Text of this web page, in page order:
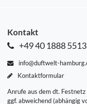
Kontakt
+49 40 1888 5513
info@duftwelt-
Kontaktformular
Anrufe aus dem dt.
ggf. abweichend (abhängig